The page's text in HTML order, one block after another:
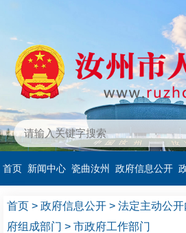
首页 新闻中心 瓷曲汝州 政府信息公开
首页 > 政府信息公开 > 法定主动公开
府组成部门 > 市政府工作部门